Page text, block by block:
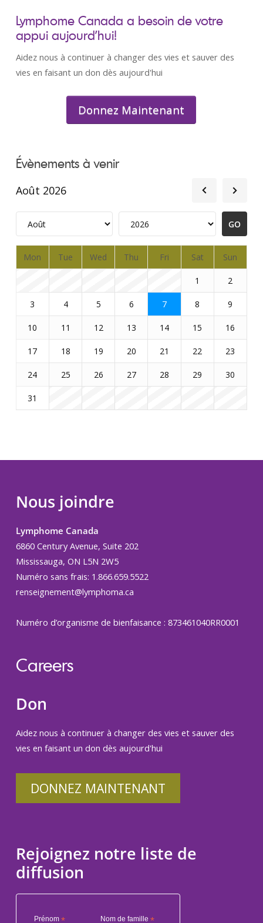
Lymphome Canada a besoin de votre
appui aujourd’hui!
Aidez nous à continuer à changer des vies et sauver des
vies en faisant un don dès aujourd'hui
Donnez Maintenant
Évènements à venir
Août 2026
Mon Tue Wed Thu Fri Sat Sun
1 2
3 4 5 6 7 8 9
10 11 12 13 14 15 16
17 18 19 20 21 22 23
24 25 26 27 28 29 30
31
Nous joindre
Lymphome Canada
6860 Century Avenue, Suite 202
Mississauga, ON L5N 2W5
Numéro sans frais: 1.866.659.5522
renseignement@lymphoma.ca
Numéro d’organisme de bienfaisance : 873461040RR0001
Careers
Don
Aidez nous à continuer à changer des vies et sauver des
vies en faisant un don dès aujourd'hui
DONNEZ MAINTENANT
Rejoignez notre liste de
diffusion
Prénom * Nom de famille*